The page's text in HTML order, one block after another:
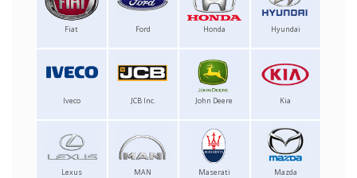
Fiat Ford Honda Hyundai
Iveco JCB Inc. John Deere Kia
Lexus MAN Maserati Mazda